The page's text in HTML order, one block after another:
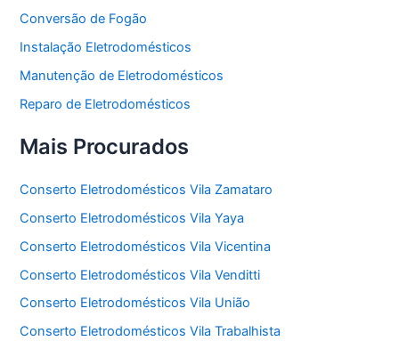
Conversão de Fogão
Instalação Eletrodomésticos
Manutenção de Eletrodomésticos
Reparo de Eletrodomésticos
Mais Procurados
Conserto Eletrodomésticos Vila Zamataro
Conserto Eletrodomésticos Vila Yaya
Conserto Eletrodomésticos Vila Vicentina
Conserto Eletrodomésticos Vila Venditti
Conserto Eletrodomésticos Vila União
Conserto Eletrodomésticos Vila Trabalhista